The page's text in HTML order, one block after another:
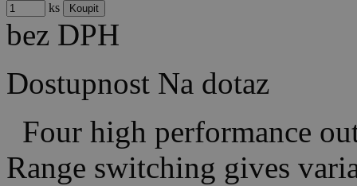
ks
bez DPH
Dostupnost Na dotaz
Four high performance
Range switching gives